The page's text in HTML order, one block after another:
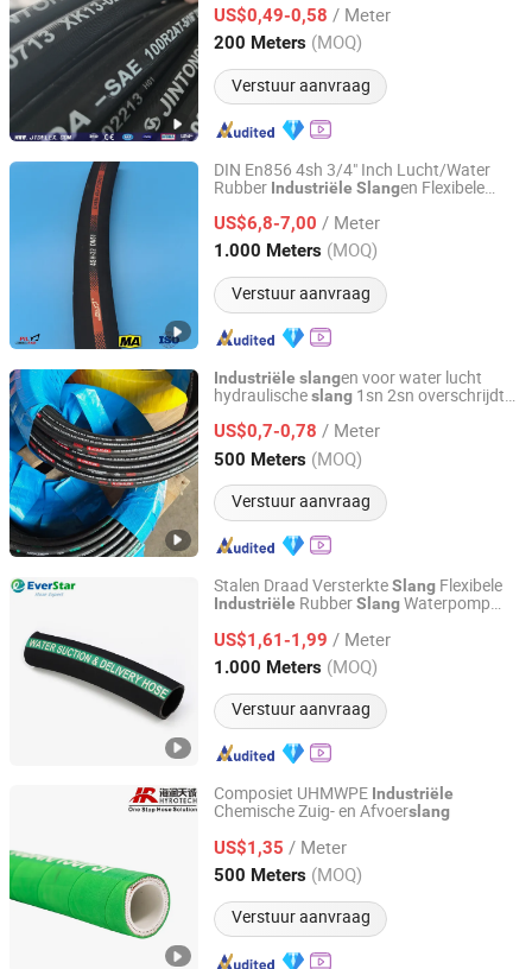
industriëlebuis met twee vlechten
US$0,49-0,58 / Meter
200 Meters (MOQ)
Verstuur aanvraag
Shandong, China Sinds 2024
DIN En856 4sh 3/4" Inch Lucht/Water
Rubber Industriële Slangen Flexibele
US$6,8-7,00 / Meter
1.000 Meters (MOQ)
Verstuur aanvraag
Hebei Paike Engineering Rubber Hose Co., Ltd.
Hebei, China Sinds 2025
Industriële slangen voor water lucht
hydraulischeslang 1sn 2sn overschrijdt
US$0,7-0,78 / Meter
500 Meters (MOQ)
Verstuur aanvraag
Juye Jintongda Pipe Industry Co., Ltd
Shandong, China Sinds 2024
Stalen Draad VersterkteSlang Flexibele
Industriële RubberSlangWaterpomp
US$1,61-1,99 / Meter
1.000 Meters (MOQ)
Verstuur aanvraag
Qingdao Everstar Rubber Co., Ltd
Shandong, China Sinds 2025
Composiet UHMWPE Industriële
Chemische Zuig- en Afvoerslang
US$1,35 / Meter
500 Meters (MOQ)
Verstuur aanvraag
Qingdao Hyrotech Rubber & Plastic Products Co., Ltd.
Shandong, China Sinds 2013